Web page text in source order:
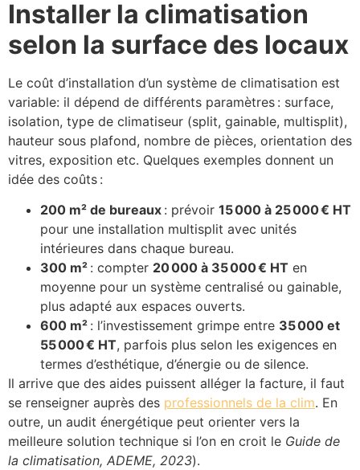
Installer la climatisation
selon la surface des locaux
Le coût d’installation d’un système de climatisation est
variable: il dépend de différents paramètres : surface,
isolation, type de climatiseur (split, gainable, multisplit),
hauteur sous plafond, nombre de pièces, orientation des
vitres, exposition etc. Quelques exemples donnent un
idée des coûts :
200 m² de bureaux : prévoir 15000 à 25000€ HT
pour une installation multisplit avec unités
intérieures dans chaque bureau.
300 m² : compter 20000 à 35000€ HT en
moyenne pour un système centralisé ou gainable,
plus adapté aux espaces ouverts.
600 m² : l’investissement grimpe entre 35000 et
55000€ HT, parfois plus selon les exigences en
termes d’esthétique, d’énergie ou de silence.
Il arrive que des aides puissent alléger la facture, il faut
se renseigner auprès des professionnels de la clim. En
outre, un audit énergétique peut orienter vers la
meilleure solution technique si l’on en croit le Guide de
la climatisation, ADEME, 2023).